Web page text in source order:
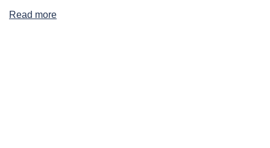
Read more